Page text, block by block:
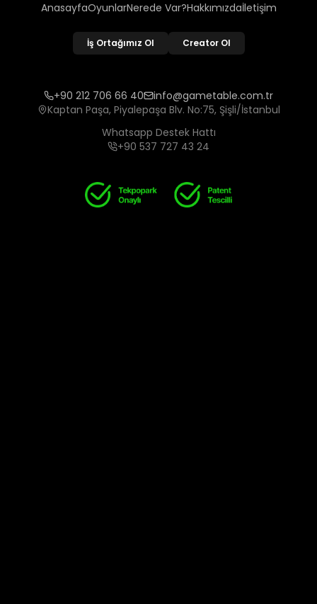
AnasayfaOyunlarNerede Var?Hakkımızdaİletişim
İş Ortağımız Ol Creator Ol
+90 212 706 66 40
info@gametable.com.tr
Kaptan Paşa, Piyalepaşa Blv. No:75, Şişli/İstanbul
Whatsapp Destek Hattı
+90 537 727 43 24